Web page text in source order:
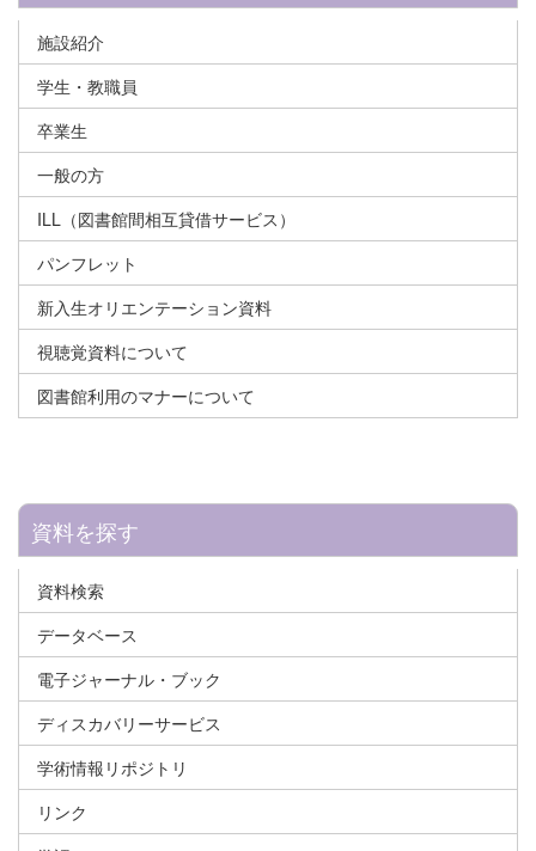
施設紹介
学生・教職員
卒業生
一般の方
ILL（図書館間相互貸借サービス）
パンフレット
新入生オリエンテーション資料
視聴覚資料について
図書館利用のマナーについて
資料を探す
資料検索
データベース
電子ジャーナル・ブック
ディスカバリーサービス
学術情報リポジトリ
リンク